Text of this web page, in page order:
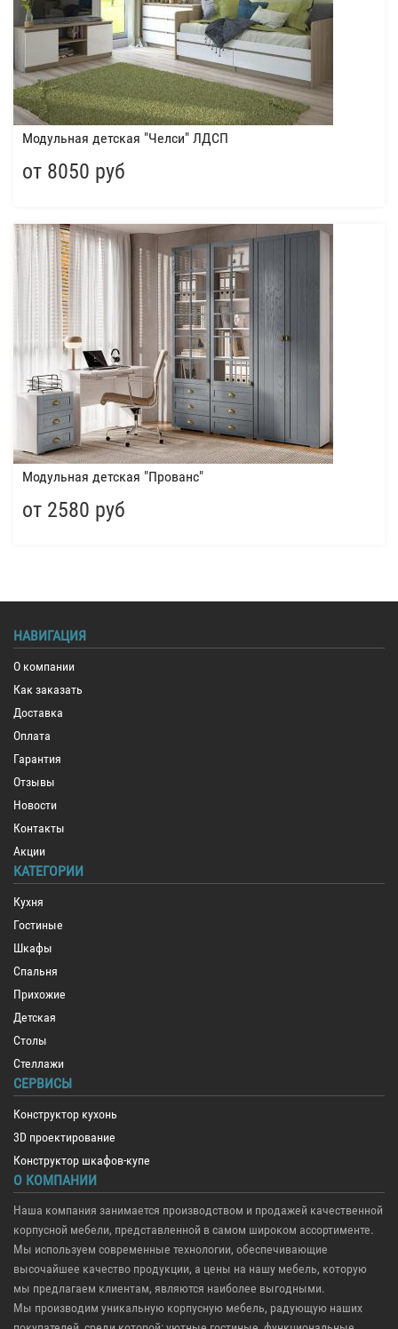
Модульная детская "Челси" ЛДСП
от 8050 руб
Модульная детская "Прованс"
от 2580 руб
НАВИГАЦИЯ
О компании
Как заказать
Доставка
Оплата
Гарантия
Отзывы
Новости
Контакты
Акции
КАТЕГОРИИ
Кухня
Гостиные
Шкафы
Спальня
Прихожие
Детская
Столы
Стеллажи
СЕРВИСЫ
Конструктор кухонь
3D проектирование
Конструктор шкафов-купе
О КОМПАНИИ
Наша компания занимается производством и продажей качественной
корпусной мебели, представленной в самом широком ассортименте.
Мы используем современные технологии, обеспечивающие
высочайшее качество продукции, а цены на нашу мебель, которую
мы предлагаем клиентам, являются наиболее выгодными.
Мы производим уникальную корпусную мебель, радующую наших